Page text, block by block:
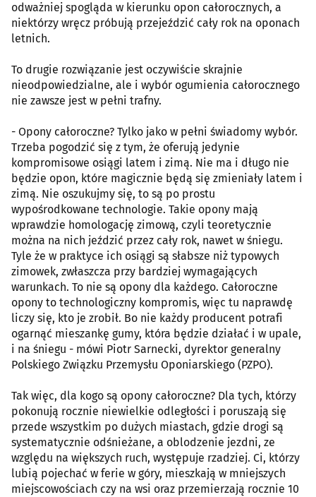
odważniej spogląda w kierunku opon całorocznych, a
niektórzy wręcz próbują przejeździć cały rok na oponach
letnich.
To drugie rozwiązanie jest oczywiście skrajnie
nieodpowiedzialne, ale i wybór ogumienia całorocznego
nie zawsze jest w pełni trafny.
- Opony całoroczne? Tylko jako w pełni świadomy wybór.
Trzeba pogodzić się z tym, że oferują jedynie
kompromisowe osiągi latem i zimą. Nie ma i długo nie
będzie opon, które magicznie będą się zmieniały latem i
zimą. Nie oszukujmy się, to są po prostu
wypośrodkowane technologie. Takie opony mają
wprawdzie homologację zimową, czyli teoretycznie
można na nich jeździć przez cały rok, nawet w śniegu.
Tyle że w praktyce ich osiągi są słabsze niż typowych
zimowek, zwłaszcza przy bardziej wymagających
warunkach. To nie są opony dla każdego. Całoroczne
opony to technologiczny kompromis, więc tu naprawdę
liczy się, kto je zrobił. Bo nie każdy producent potrafi
ogarnąć mieszankę gumy, która będzie działać i w upale,
i na śniegu - mówi Piotr Sarnecki, dyrektor generalny
Polskiego Związku Przemysłu Oponiarskiego (PZPO).
Tak więc, dla kogo są opony całoroczne? Dla tych, którzy
pokonują rocznie niewielkie odległości i poruszają się
przede wszystkim po dużych miastach, gdzie drogi są
systematycznie odśnieżane, a oblodzenie jezdni, ze
względu na większych ruch, występuje rzadziej. Ci, którzy
lubią pojechać w ferie w góry, mieszkają w mniejszych
miejscowościach czy na wsi oraz przemierzają rocznie 10